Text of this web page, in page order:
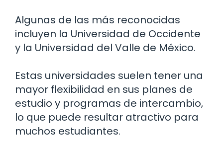
Algunas de las más reconocidas
incluyen la Universidad de Occidente
y la Universidad del Valle de México.
Estas universidades suelen tener una
mayor flexibilidad en sus planes de
estudio y programas de intercambio,
lo que puede resultar atractivo para
muchos estudiantes.